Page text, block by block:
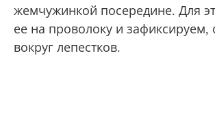
жемчужинкой посередине. Для
ее на проволоку и зафиксируем,
вокруг лепестков.